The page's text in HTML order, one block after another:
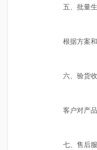
五、批量生
根据方案和面
六、验货收
客户对产品
七、售后服